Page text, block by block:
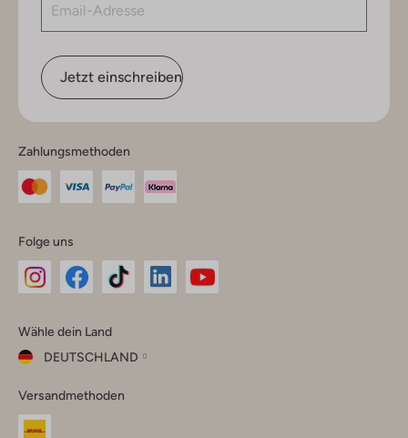
Jetzt einschreiben
Zahlungsmethoden
Folge uns
Instagram
Facebook
TikTok
Wähle dein Land
DEUTSCHLAND
dein
Land
Versandmethoden